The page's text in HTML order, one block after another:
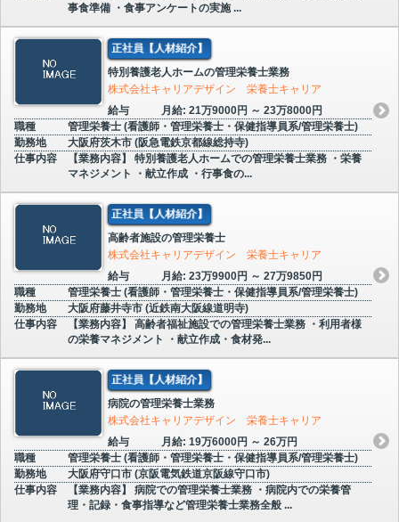
事食準備 ・食事アンケートの実施 ...
正社員【人材紹介】
特別養護老人ホームの管理栄養士業務
株式会社キャリアデザイン 栄養士キャリア
給与
月給: 21万9000円 ～ 23万8000円
職種
管理栄養士 (看護師・管理栄養士・保健指導員系/管理栄養士)
勤務地
大阪府茨木市 (阪急電鉄京都線総持寺)
仕事内容
【業務内容】 特別養護老人ホームでの管理栄養士業務 ・栄養
マネジメント ・献立作成 ・行事食の...
正社員【人材紹介】
高齢者施設の管理栄養士
株式会社キャリアデザイン 栄養士キャリア
給与
月給: 23万9900円 ～ 27万9850円
職種
管理栄養士 (看護師・管理栄養士・保健指導員系/管理栄養士)
勤務地
大阪府藤井寺市 (近鉄南大阪線道明寺)
仕事内容
【業務内容】 高齢者福祉施設での管理栄養士業務 ・利用者様
の栄養マネジメント ・献立作成・食材発...
正社員【人材紹介】
病院の管理栄養士業務
株式会社キャリアデザイン 栄養士キャリア
給与
月給: 19万6000円 ～ 26万円
職種
管理栄養士 (看護師・管理栄養士・保健指導員系/管理栄養士)
勤務地
大阪府守口市 (京阪電気鉄道京阪線守口市)
仕事内容
【業務内容】 病院での管理栄養士業務 ・病院内での栄養管
理・記録・食事指導など管理栄養士業務全般 ...